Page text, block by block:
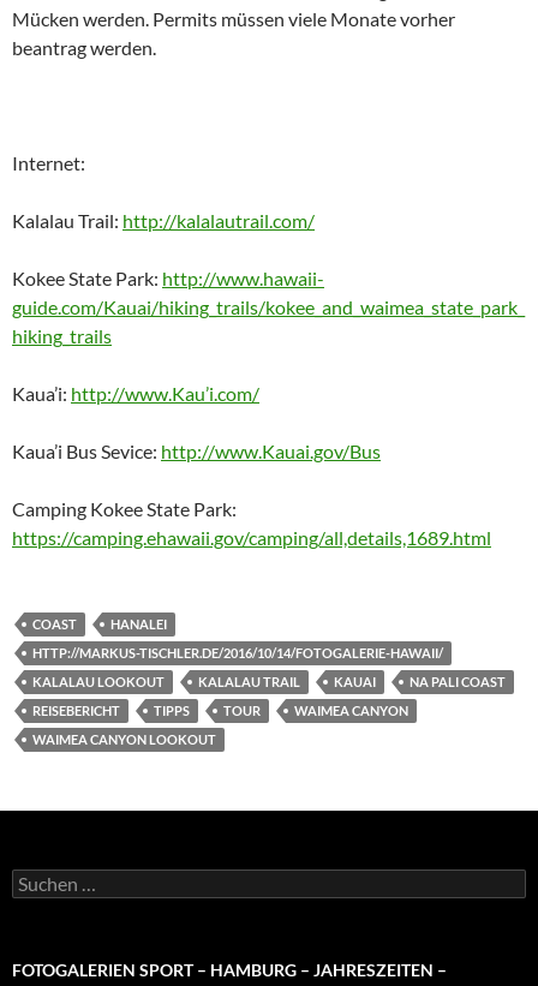
Mücken werden. Permits müssen viele Monate vorher
beantrag werden.
Internet:
Kalalau Trail: http://kalalautrail.com/
Kokee State Park: http://www.hawaii-
guide.com/Kauai/hiking_trails/kokee_and_waimea_state_park_
hiking_trails
Kaua’i: http://www.Kau’i.com/
Kaua’i Bus Sevice: http://www.Kauai.gov/Bus
Camping Kokee State Park:
https://camping.ehawaii.gov/camping/all,details,1689.html
COAST
HANALEI
HTTP://MARKUS-TISCHLER.DE/2016/10/14/FOTOGALERIE-HAWAII/
KALALAU LOOKOUT
KALALAU TRAIL KAUAI
NA PALI COAST
REISEBERICHT
TIPPS TOUR
WAIMEA CANYON
WAIMEA CANYON LOOKOUT
Suchen
nach:
FOTOGALERIEN SPORT – HAMBURG – JAHRESZEITEN –